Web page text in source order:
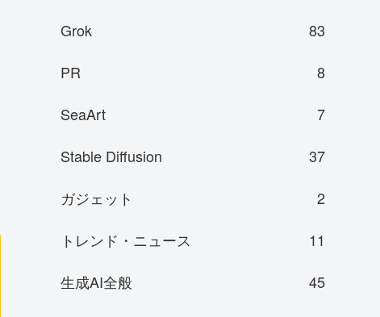
Grok
83
PR
8
SeaArt
7
Stable Diffusion
37
ガジェット
2
トレンド・ニュース
11
生成AI全般
45